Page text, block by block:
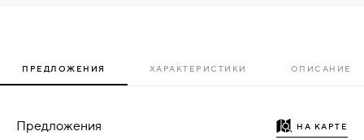
ПРЕДЛОЖЕНИЯ ХАРАКТЕРИСТИКИ ОПИСАНИЕ
Предложения НА КАРТЕ